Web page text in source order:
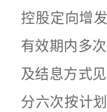
控股定向增
有效期内多
及结息方式
分六次按计